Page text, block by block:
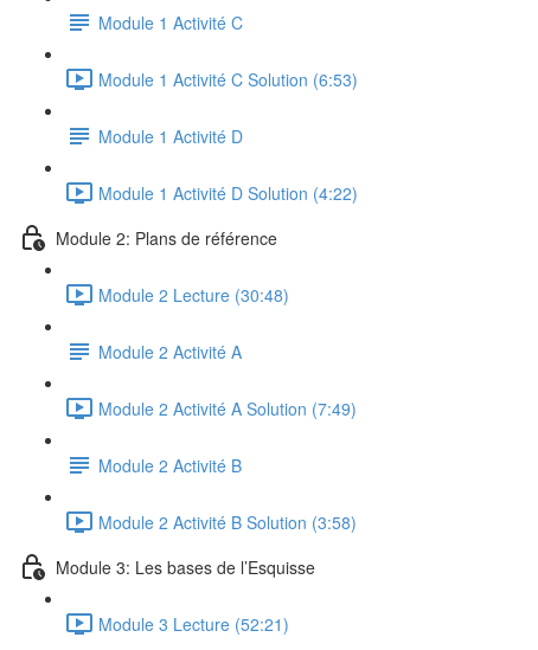
Module 1 Activité C
Module 1 Activité C Solution (6:53)
Module 1 Activité D
Module 1 Activité D Solution (4:22)
Module 2: Plans de référence
Module 2 Lecture (30:48)
Module 2 Activité A
Module 2 Activité A Solution (7:49)
Module 2 Activité B
Module 2 Activité B Solution (3:58)
Module 3: Les bases de l’Esquisse
Module 3 Lecture (52:21)